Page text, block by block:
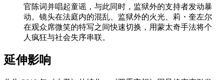
官陈词并唱起童谣，与此同时，监狱外的支持者发动暴
动。镜头在法庭内的混乱、监狱外的火光、莉・奎左尔
在观众席微笑的特写之间快速切换，用蒙太奇手法将个
人疯狂与社会失序串联。
延伸影响